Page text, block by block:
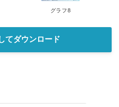
グラフ8
てダウンロード